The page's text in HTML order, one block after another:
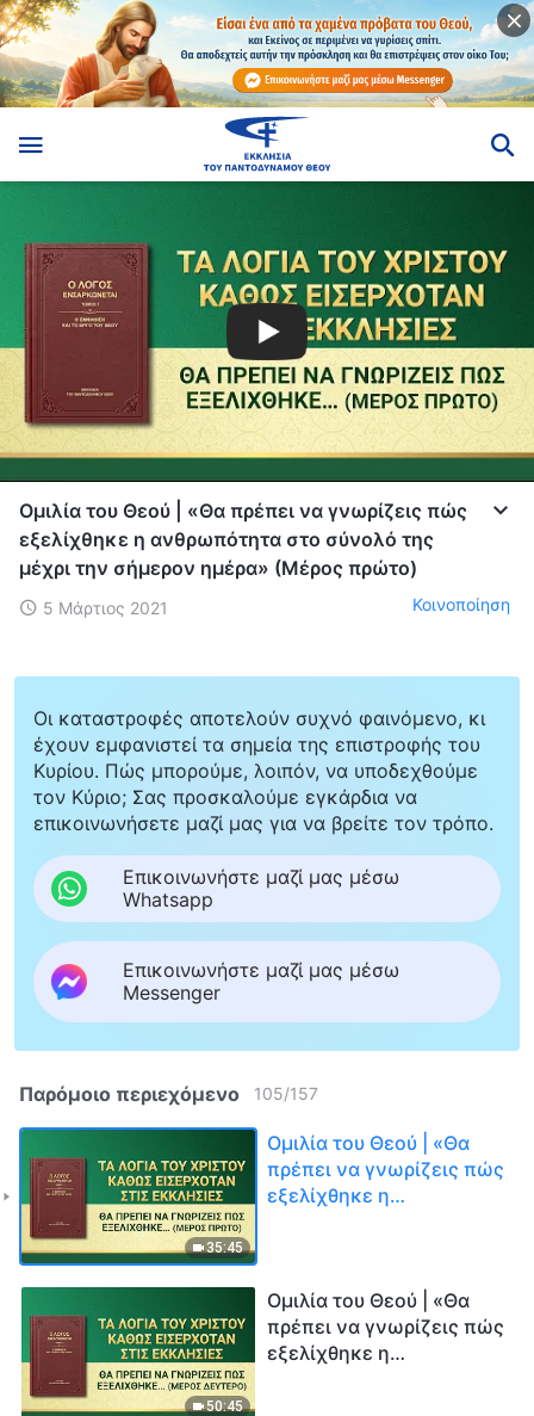
Ομιλία του Θεού | «Θα πρέπει να γνωρίζεις πώς
εξελίχθηκε η ανθρωπότητα στο σύνολό της
μέχρι την σήμερον ημέρα» (Μέρος πρώτο)
5 Μάρτιος 2021 Κοινοποίηση
Οι καταστροφές αποτελούν συχνό φαινόμενο, κι
έχουν εμφανιστεί τα σημεία της επιστροφής του
Κυρίου. Πώς μπορούμε, λοιπόν, να υποδεχθούμε
τον Κύριο; Σας προσκαλούμε εγκάρδια να
επικοινωνήσετε μαζί μας για να βρείτε τον τρόπο.
Επικοινωνήστε μαζί μας μέσω
Whatsapp
Επικοινωνήστε μαζί μας μέσω
Messenger
Παρόμοιο περιεχόμενο 105/157
35:45
Ομιλία του Θεού | «Θα
πρέπει να γνωρίζεις πώς
εξελίχθηκε η
πρώτο)
50:45
Ομιλία του Θεού | «Θα
πρέπει να γνωρίζεις πώς
εξελίχθηκε η